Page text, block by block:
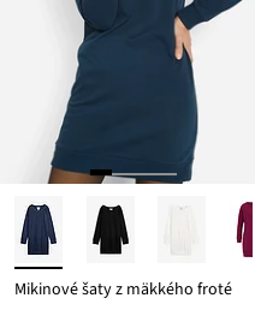
Mikinové šaty z mäkkého froté